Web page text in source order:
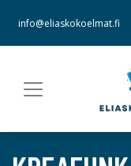
info@eliaskokoelmat.fi